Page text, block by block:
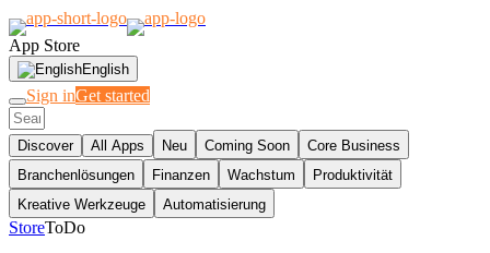
App Store
English
Sign inGet started
Discover All Apps Neu Coming Soon
Core Business
Branchenlösungen
Finanzen Wachstum
Produktivität
Kreative Werkzeuge
Automatisierung
StoreToDo